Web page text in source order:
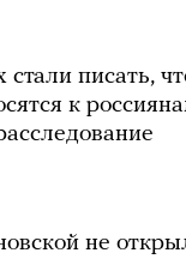
стали писать,
к
не